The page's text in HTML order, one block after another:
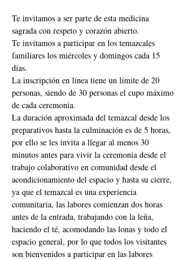
Te invitamos a ser parte de esta medicina
sagrada con respeto y corazón abierto.
Te invitamos a participar en los temazcales
familiares los miércoles y domingos cada 15
días.
La inscripción en línea tiene un límite de 20
personas, siendo de 30 personas el cupo máximo
de cada ceremonia.
La duración aproximada del temazcal desde los
preparativos hasta la culminación es de 5 horas,
por ello se les invita a llegar al menos 30
minutos antes para vivir la ceremonia desde el
trabajo colaborativo en comunidad desde el
acondicionamiento del espacio y hasta su cierre,
ya que el temazcal es una experiencia
comunitaria, las labores comienzan dos horas
antes de la entrada, trabajando con la leña,
haciendo el té, acomodando las lonas y todo el
espacio general, por lo que todos los visitantes
son bienvenidos a participar en las labores